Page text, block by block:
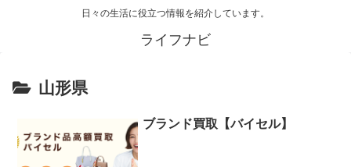
日々の生活に役立つ情報を紹介しています。
ライフナビ
山形県
ブランド買取【バイセル】